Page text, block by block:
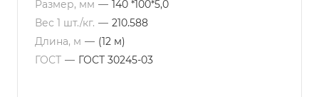
Размер, мм — 140 *100*5,0
Вес 1 шт./кг. — 210.588
Длина, м — (12 м)
ГОСТ — ГОСТ 30245-03